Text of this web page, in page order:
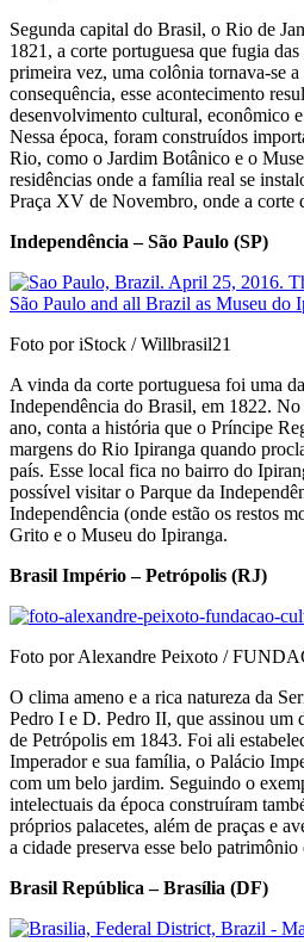
Segunda capital do Brasil, o Rio de
1821, a corte portuguesa que fugia
primeira vez, uma colônia tornava-se
consequência, esse acontecimento
desenvolvimento cultural, econômico
Nessa época, foram construídos
Rio, como o Jardim Botânico e o
residências onde a família real se
Praça XV de Novembro, onde a corte
Independência – São Paulo (SP)
Foto por iStock / Willbrasil21
A vinda da corte portuguesa foi uma
Independência do Brasil, em 1822. No
ano, conta a história que o Príncipe
margens do Rio Ipiranga quando
país. Esse local fica no bairro do
possível visitar o Parque da
Independência (onde estão os restos
Grito e o Museu do Ipiranga.
Brasil Império – Petrópolis (RJ)
Foto por Alexandre Peixoto /
O clima ameno e a rica natureza da
Pedro I e D. Pedro II, que assinou um
de Petrópolis em 1843. Foi ali
Imperador e sua família, o Palácio
com um belo jardim. Seguindo o
intelectuais da época construíram
próprios palacetes, além de praças e
a cidade preserva esse belo
Brasil República – Brasília (DF)